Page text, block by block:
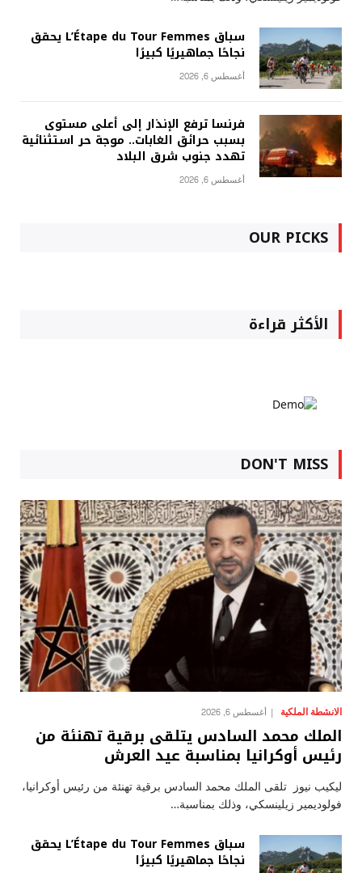
سباق L’Étape du Tour Femmes يحقق
نجاحًا جماهيريًا كبيرًا
أغسطس 6, 2026
فرنسا ترفع الإنذار إلى أعلى مستوى
بسبب حرائق الغابات.. موجة حر استثنائية
تهدد جنوب شرق البلاد
أغسطس 6, 2026
OUR PICKS
الأكثر قراءة
DON'T MISS
الانشطة الملكية أغسطس 6, 2026
الملك محمد السادس يتلقى برقية تهنئة من
رئيس أوكرانيا بمناسبة عيد العرش
ليكيب نيوز تلقى الملك محمد السادس برقية تهنئة من رئيس أوكرانيا،
فولوديمير زيلينسكي، وذلك بمناسبة…
سباق L’Étape du Tour Femmes يحقق
نجاحًا جماهيريًا كبيرًا